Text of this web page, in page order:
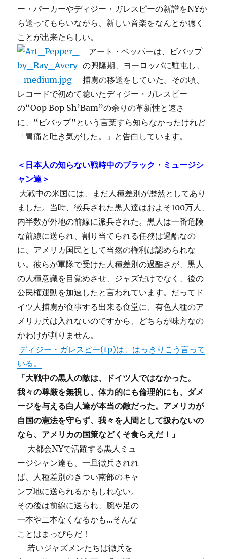
ー・パーカーやディジー・ガレスピーの新譜をNYか
ら送ってもらいながら、新しい音楽をなんとか聴く
ことが出来たらしい。
アート・ペッパーは、ビバップ
の興隆期、ヨーロッパに駐屯し、
捕虜の移送をしていた。その頃、
レコードで初めて聴いたディジー・ガレスピー
の“Oop Bop Sh’Bam”の余りの革新性と速さ
に、“ビバップ”という言葉すら知らなかったけれど
「胃痛と吐き気がした。」と告白しています。
＜日本人の知らない戦時中のブラック・ミュージシ
ャン達＞
大戦中の米国には、まだ人種差別が歴然としてあり
ました。当時、徴兵された黒人達はおよそ100万人、
内半数が外地の前線に派兵された。黒人は一番危険
な前線に送られ、割り当てられる任務は過酷なの
に、アメリカ国民として当然の権利は認められな
い。彼らが軍隊で受けた人種差別の過酷さが、黒人
の人種意識を目覚めさせ、ジャズだけでなく、後の
公民権運動を加速したと言われています。だってド
イツ人捕虜が食事する出来る食堂に、有色人種のア
メリカ兵は入れないのですから、どちらが味方なの
かわけが判りません。
ディジー・ガレスピー(tp)は、はっきりこう言って
いる。
「大戦中の黒人の敵は、ドイツ人ではなかった。
我々の尊厳を無視し、体力的にも倫理的にも、ダメ
ージを与える白人達が本当の敵だった。アメリカが
自国の憲法を守らず、我々を人間として扱わないの
なら、アメリカの国策などくそ食らえだ！」
大都会NYで活躍する黒人ミュ
ージシャン達も、一旦徴兵されれ
ば、人種差別のきつい南部のキャ
ンプ地に送られるかもしれない。
その後は前線に送られ、腕や足の
一本や二本なくなるかも…そんな
ことはまっぴらだ！
若いジャズメンたちは徴兵を